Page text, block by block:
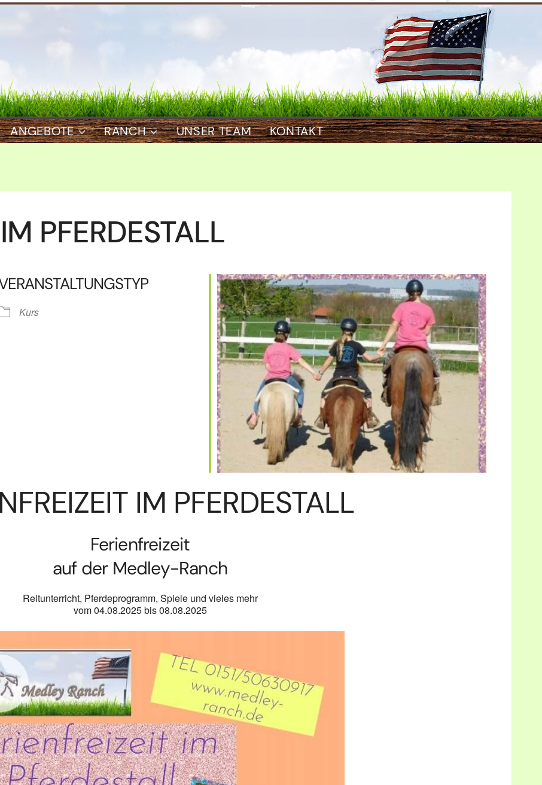
ANGEBOTE RANCH UNSER TEAM KONTAKT
PFERDESTALL
Office 365 Outlook Live
Kurs
IM PFERDESTALL
Ferienfreizeit
auf der Medley-Ranch
Reitunterricht, Pferdeprogramm, Spiele und vieles mehr
vom 04.08.2025 bis 08.08.2025